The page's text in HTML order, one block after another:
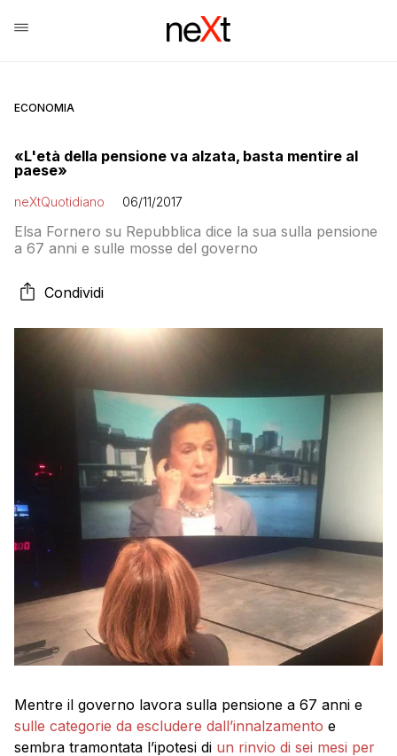
ECONOMIA
«L'età della pensione va alzata, basta mentire al
paese»
neXtQuotidiano 06/11/2017
Elsa Fornero su Repubblica dice la sua sulla pensione
a 67 anni e sulle mosse del governo
Condividi
Mentre il governo lavora sulla pensione a 67 anni e
sulle categorie da escludere dall’innalzamento e
sembra tramontata l’ipotesi di un rinvio di sei mesi per